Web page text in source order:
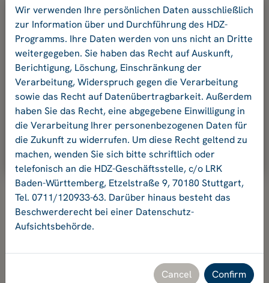
Please enter your e-mail address and
your password.
E-mail address
Password:
Ok
Hochschuldidaktikzentrum Baden-Württemberg
Etzelstraße 9, 70180 Stuttgart, Tel. +49 711 120933-63,
Wir verwenden Ihre persönlichen Daten ausschließlich
zur Information über und Durchführung des HDZ-
Programms. Ihre Daten werden von uns nicht an Dritte
weitergegeben. Sie haben das Recht auf Auskunft,
Berichtigung, Löschung, Einschränkung der
Verarbeitung, Widerspruch gegen die Verarbeitung
sowie das Recht auf Datenübertragbarkeit. Außerdem
haben Sie das Recht, eine abgegebene Einwilligung in
die Verarbeitung Ihrer personenbezogenen Daten für
die Zukunft zu widerrufen. Um diese Recht geltend zu
machen, wenden Sie sich bitte schriftlich oder
telefonisch an die HDZ-Geschäftsstelle, c/o LRK
Baden-Württemberg, Etzelstraße 9, 70180 Stuttgart,
Tel. 0711/120933-63. Darüber hinaus besteht das
Beschwerderecht bei einer Datenschutz-
Aufsichtsbehörde.
Cancel Confirm